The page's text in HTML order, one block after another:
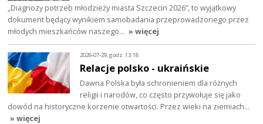
„Diagnozy potrzeb młodzieży miasta Szczecin 2026”, to wyjątkowy
dokument będący wynikiem samobadania przeprowadzonego przez
młodych mieszkańców naszego… » więcej
2026-07-29, godz. 13:18
Relacje polsko - ukraińskie
Dawna Polska była schronieniem dla różnych
religii i narodów, co często przywołuje się jako
dowód na historyczne korzenie otwartości. Przez wieki na ziemiach…
» więcej